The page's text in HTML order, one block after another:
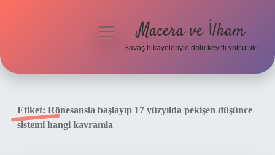
Yasal Uyarı
menüyüMacera ve İlham
Savaş hikayeleriyle dolu keyifli yolculuk!
Etiket: Rönesansla başlayıp 17 yüzyılda pekişen düşünce
sistemi hangi kavramla